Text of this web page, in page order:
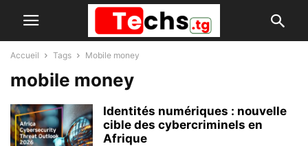
Accueil Tags Mobile money
mobile money
Identités numériques : nouvelle
cible des cybercriminels en
Afrique